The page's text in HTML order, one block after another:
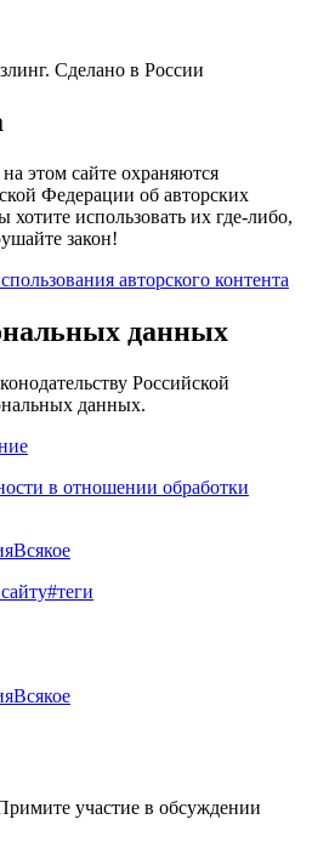
Сделано в России
этом сайте охраняются
Федерации об авторских
использовать их где-либо,
закон!
авторского контента
данных
Российской
данных.
в отношении обработки
Всякое
#теги
Всякое
участие в обсуждении